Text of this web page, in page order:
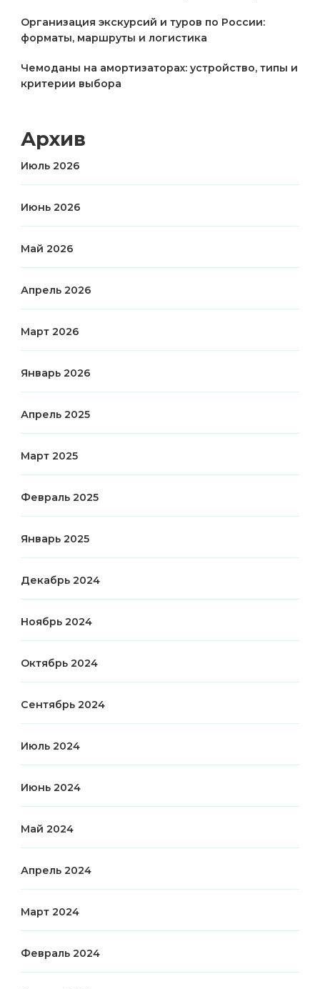
Организация экскурсий и туров по России:
форматы, маршруты и логистика
Чемоданы на амортизаторах: устройство, типы и
критерии выбора
Архив
Июль 2026
Июнь 2026
Май 2026
Апрель 2026
Март 2026
Январь 2026
Апрель 2025
Март 2025
Февраль 2025
Январь 2025
Декабрь 2024
Ноябрь 2024
Октябрь 2024
Сентябрь 2024
Июль 2024
Июнь 2024
Май 2024
Апрель 2024
Март 2024
Февраль 2024